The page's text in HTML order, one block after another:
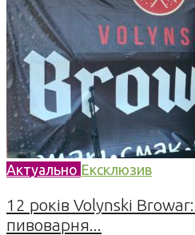
Актуально Ексклюзив
12 років Volynski
пивоварня...